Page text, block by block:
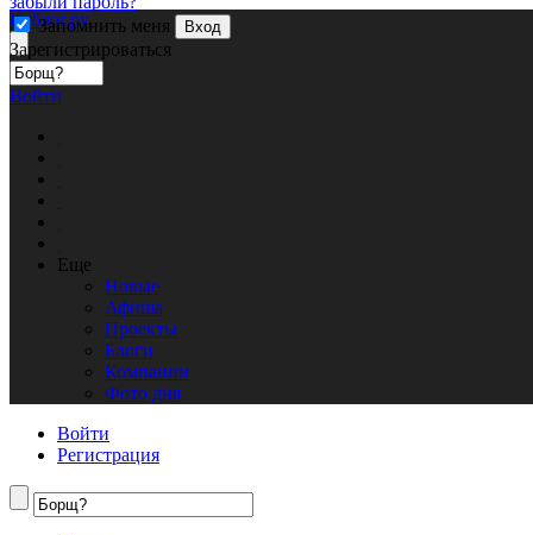
Запомнить меня
Вход
Зарегистрироваться
Кублог.ру
Войти
Еще
Новые
Афиша
Проекты
Блоги
Компании
Фото дня
Войти
Регистрация